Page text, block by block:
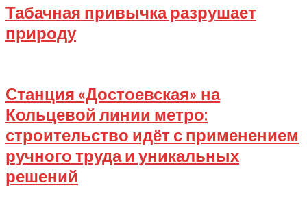
2025-
08-
01
Табачная привычка разрушает
природу
30
Станция «Достоевская» на
Кольцевой линии метро:
строительство идёт с применением
ручного труда и уникальных
решений